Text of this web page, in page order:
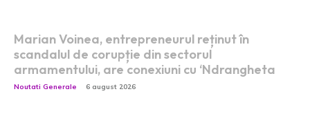
Marian Voinea, entrepreneurul reținut în
scandalul de corupție din sectorul
armamentului, are conexiuni cu ‘Ndrangheta
Noutati Generale 6 august 2026